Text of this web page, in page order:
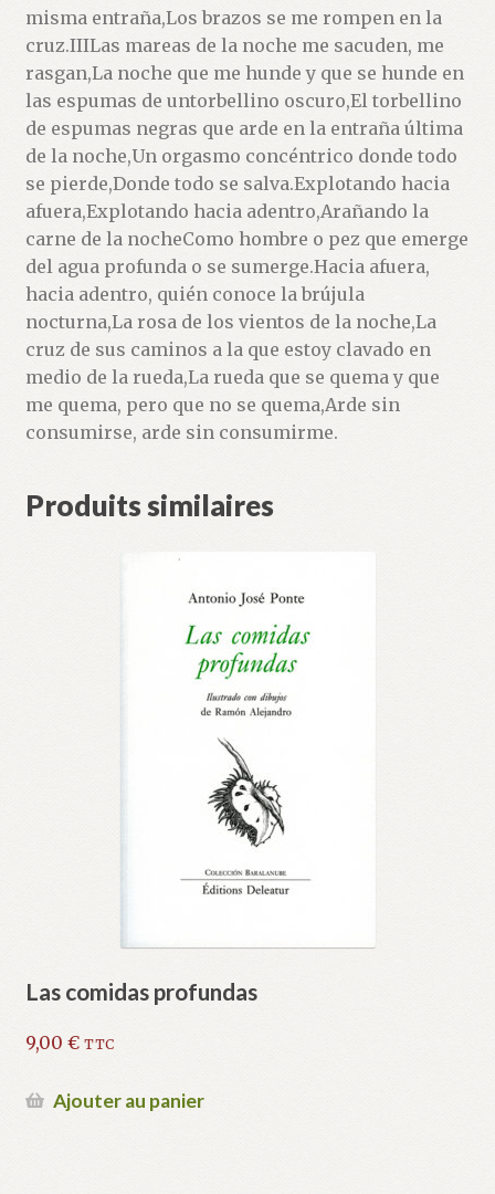
misma entraña,Los brazos se me rompen en la
cruz.IIILas mareas de la noche me sacuden, me
rasgan,La noche que me hunde y que se hunde en
las espumas de untorbellino oscuro,El torbellino
de espumas negras que arde en la entraña última
de la noche,Un orgasmo concéntrico donde todo
se pierde,Donde todo se salva.Explotando hacia
afuera,Explotando hacia adentro,Arañando la
carne de la nocheComo hombre o pez que emerge
del agua profunda o se sumerge.Hacia afuera,
hacia adentro, quién conoce la brújula
nocturna,La rosa de los vientos de la noche,La
cruz de sus caminos a la que estoy clavado en
medio de la rueda,La rueda que se quema y que
me quema, pero que no se quema,Arde sin
consumirse, arde sin consumirme.
Produits similaires
Las comidas profundas
9,00 € TTC
Ajouter au panier